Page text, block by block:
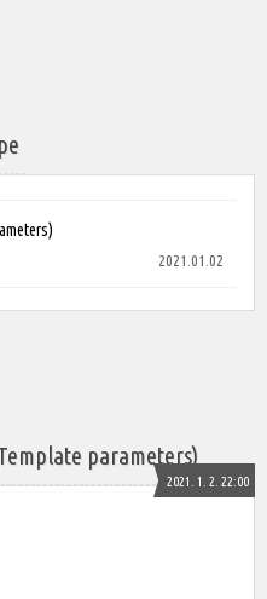
2021.01.02
parameters)
2021. 1. 2. 22:00